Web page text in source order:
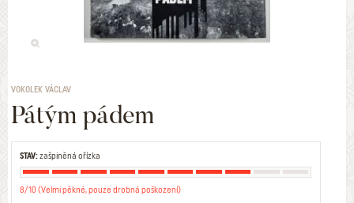
VOKOLEK VÁCLAV
Pátým pádem
STAV:zašpiněná ořízka
8/10 (Velmi pěkné, pouze drobná poškození)